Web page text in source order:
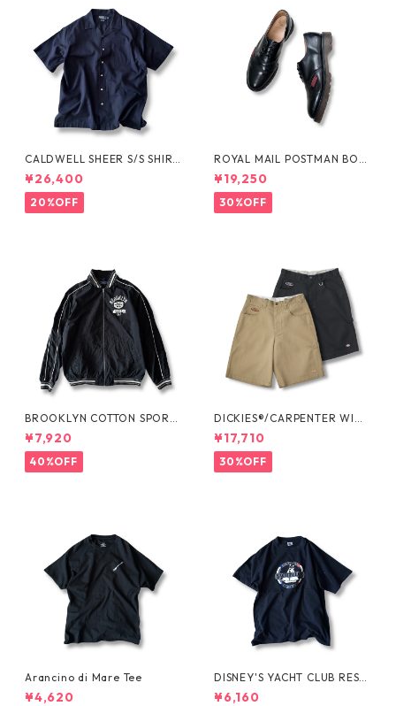
CALDWELL SHEER S/S SHIRT
by Polo Ralph Lauren
¥26,400
20%OFF
ROYAL MAIL POSTMAN BOO
TS by Dr.MARTENS
¥19,250
30%OFF
BROOKLYN COTTON SPORT
JKT by Polo Ralph Lauren
¥7,920
40%OFF
DICKIES®/CARPENTER WIDE
SHORTS -SEDAN ALL-PURPO
SE-
¥17,710
30%OFF
Arancino di Mare Tee
¥4,620
DISNEY'S YACHT CLUB RESO
RT Tee
¥6,160